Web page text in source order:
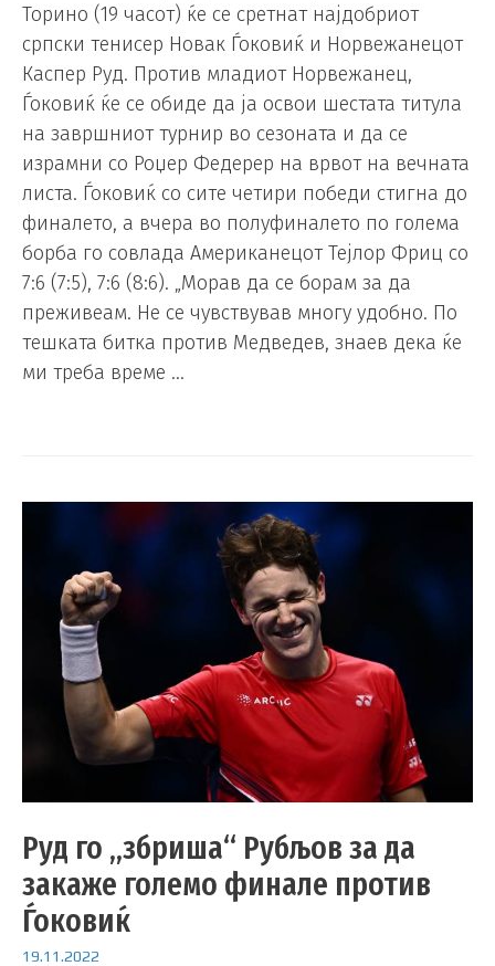
Торино (19 часот) ќе се сретнат најдобриот
српски тенисер Новак Ѓоковиќ и Норвежанецот
Каспер Руд. Против младиот Норвежанец,
Ѓоковиќ ќе се обиде да ја освои шестата титула
на завршниот турнир во сезоната и да се
израмни со Роџер Федерер на врвот на вечната
листа. Ѓоковиќ со сите четири победи стигна до
финалето, а вчера во полуфиналето по голема
борба го совлада Американецот Тејлор Фриц со
7:6 (7:5), 7:6 (8:6). „Морав да се борам за да
преживеам. Не се чувствував многу удобно. По
тешката битка против Медведев, знаев дека ќе
ми треба време …
Руд го „збриша“ Рубљов за да
закаже големо финале против
Ѓоковиќ
19.11.2022